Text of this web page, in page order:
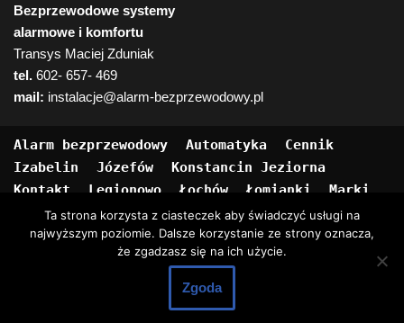
Bezprzewodowe systemy
alarmowe i komfortu
Transys Maciej Zduniak
tel. 602- 657- 469
mail: instalacje@alarm-bezprzewodowy.pl
Alarm bezprzewodowy Automatyka
Cennik
Izabelin
Józefów
Konstancin Jeziorna
Kontakt
Legionowo Łochów Łomianki
Marki
Mińsk Maz.
Nasze usługi O Nas
Otwock
Piaseczno
Piastów Pruszków
Pułtusk
Siedlce
Sokołów Podl.
Sulejówek
Ta strona korzysta z ciasteczek aby świadczyć usługi na
najwyższym poziomie. Dalsze korzystanie ze strony oznacza,
że zgadzasz się na ich użycie.
Zgoda